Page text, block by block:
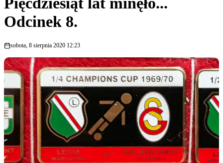
Odcinek 8.
sobota, 8 sierpnia 2020 12:23